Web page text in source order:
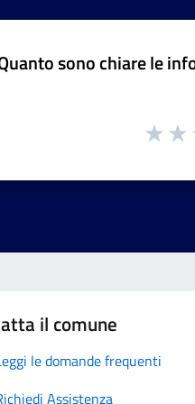
sono chiare le
il comune
le domande frequenti
Assistenza